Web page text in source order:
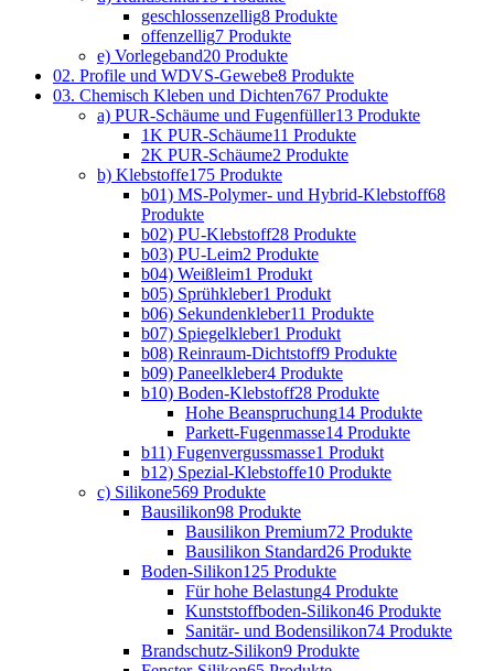
geschlossenzellig8 Produkte
offenzellig7 Produkte
e) Vorlegeband20 Produkte
02. Profile und WDVS-Gewebe8 Produkte
03. Chemisch Kleben und Dichten767 Produkte
a) PUR-Schäume und Fugenfüller13 Produkte
1K PUR-Schäume11 Produkte
2K PUR-Schäume2 Produkte
b) Klebstoffe175 Produkte
b01) MS-Polymer- und Hybrid-Klebstoff68
Produkte
b02) PU-Klebstoff28 Produkte
b03) PU-Leim2 Produkte
b04) Weißleim1 Produkt
b05) Sprühkleber1 Produkt
b06) Sekundenkleber11 Produkte
b07) Spiegelkleber1 Produkt
b08) Reinraum-Dichtstoff9 Produkte
b09) Paneelkleber4 Produkte
b10) Boden-Klebstoff28 Produkte
Hohe Beanspruchung14 Produkte
Parkett-Fugenmasse14 Produkte
b11) Fugenvergussmasse1 Produkt
b12) Spezial-Klebstoffe10 Produkte
c) Silikone569 Produkte
Bausilikon98 Produkte
Bausilikon Premium72 Produkte
Bausilikon Standard26 Produkte
Boden-Silikon125 Produkte
Für hohe Belastung4 Produkte
Kunststoffboden-Silikon46 Produkte
Sanitär- und Bodensilikon74 Produkte
Brandschutz-Silikon9 Produkte